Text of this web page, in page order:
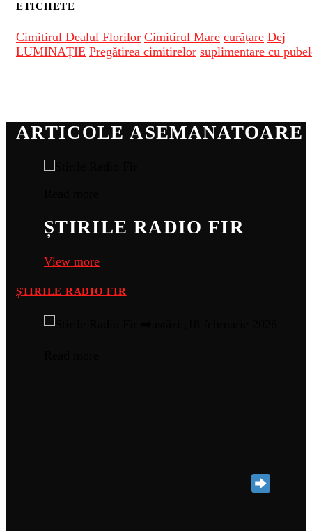
ETICHETE
Cimitirul Dealul Florilor Cimitirul Mare curățare Dej
LUMINAȚIE Pregătirea cimitirelor suplimentare cu
ARTICOLE ASEMANATOARE
ȘTIRILE RADIO FIR
View more
ȘTIRILE RADIO FIR